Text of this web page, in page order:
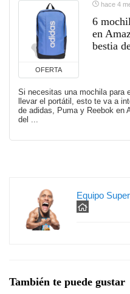
OFERTA
hace 4
6
en
bestia
Si necesitas una mochila para
llevar el portátil, esto te va a
de adidas, Puma y Reebok en
del ...
Equipo
También te puede gustar